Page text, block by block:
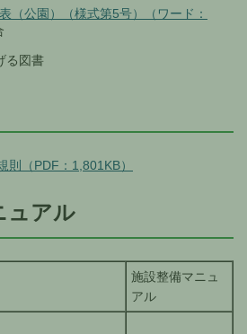
（公園）（様式第5号）（ワード：
る図書
則（PDF：1,801KB）
ュアル
施設整備マニュ
アル